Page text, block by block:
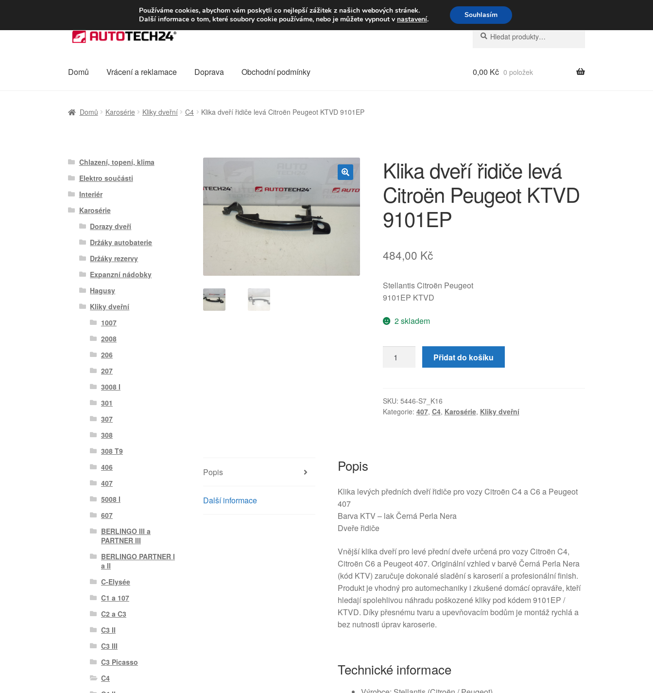
DOPRAVA od 139,-Kč Volejte po-pá 9-16 704 494 494
Přeskočit
na
Přejít
webu
Hledat:
Hledat
Domů Vrácení a reklamace Doprava Obchodní podmínky 0,00 Kč 0 položek
Domů Karosérie Kliky dveřní C4 Klika dveří řidiče levá Citroën Peugeot KTVD 9101EP
🔍
Klika dveří řidiče levá
Citroën Peugeot KTVD
9101EP
484,00 Kč
Stellantis Citroën Peugeot
9101EP KTVD
2 skladem
dveří
Citroën
Peugeot
Přidat do košíku
SKU: 5446-S7_K16
Kategorie: 407, C4, Karosérie, Kliky dveřní
Popis
Další informace
Popis
Klika levých předních dveří řidiče pro vozy Citroën C4 a C6 a Peugeot
407
Barva KTV – lak Černá Perla Nera
Dveře řidiče
Vnější klika dveří pro levé přední dveře určená pro vozy Citroën C4,
Citroën C6 a Peugeot 407. Originální vzhled v barvě Černá Perla Nera
(kód KTV) zaručuje dokonalé sladění s karoserií a profesionální finish.
Produkt je vhodný pro automechaniky i zkušené domácí opraváře, kteří
hledají spolehlivou náhradu poškozené kliky pod kódem 9101EP /
KTVD. Díky přesnému tvaru a upevňovacím bodům je montáž rychlá a
bez nutnosti úprav karoserie.
Technické informace
Chlazení, topení, klima
Elektro součásti
Interiér
Karosérie
Dorazy dveří
Držáky autobaterie
Držáky rezervy
Expanzní nádobky
Hagusy
Kliky dveřní
1007
2008
206
207
3008 I
301
307
308
308 T9
406
407
5008 I
607
BERLINGO III a
PARTNER III
BERLINGO PARTNER I
a II
C-Elysée
C1 a 107
C2 a C3
C3 II
C3 III
C3 Picasso
C4
Používáme cookies, abychom vám poskytli co nejlepší zážitek z našich webových stránek.
Další informace o tom, které soubory cookie používáme, nebo je můžete vypnout v nastavení. Souhlasím